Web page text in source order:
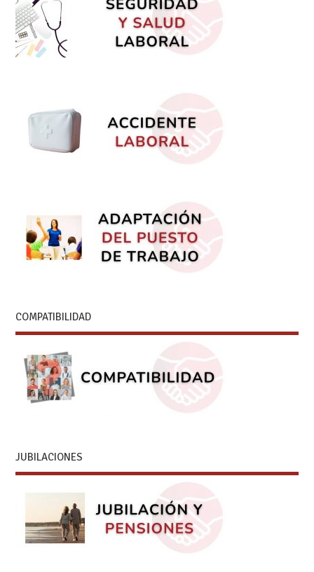
COMPATIBILIDAD
JUBILACIONES